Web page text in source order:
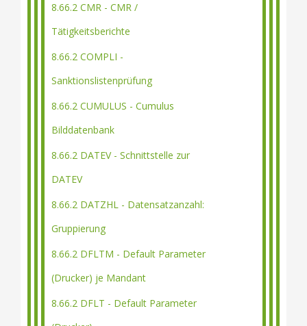
8.66.2 CMR - CMR /
Tätigkeitsberichte
8.66.2 COMPLI -
Sanktionslistenprüfung
8.66.2 CUMULUS - Cumulus
Bilddatenbank
8.66.2 DATEV - Schnittstelle zur
DATEV
8.66.2 DATZHL - Datensatzanzahl:
Gruppierung
8.66.2 DFLTM - Default Parameter
(Drucker) je Mandant
8.66.2 DFLT - Default Parameter